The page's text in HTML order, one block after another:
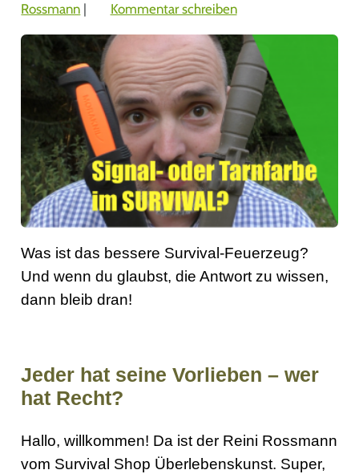
Rossmann | Kommentar schreiben
Was ist das bessere Survival-Feuerzeug?
Und wenn du glaubst, die Antwort zu wissen,
dann bleib dran!
Jeder hat seine Vorlieben – wer
hat Recht?
Hallo, willkommen! Da ist der Reini Rossmann
vom Survival Shop Überlebenskunst. Super,